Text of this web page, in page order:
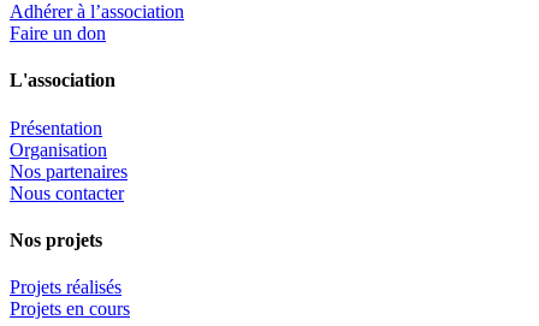
Adhérer à l’association
Faire un don
L'association
Présentation
Organisation
Nos partenaires
Nous contacter
Nos projets
Projets réalisés
Projets en cours